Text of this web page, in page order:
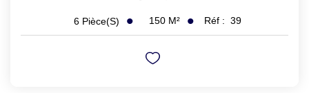
6 Pièce(s) 150 M² Réf : 39